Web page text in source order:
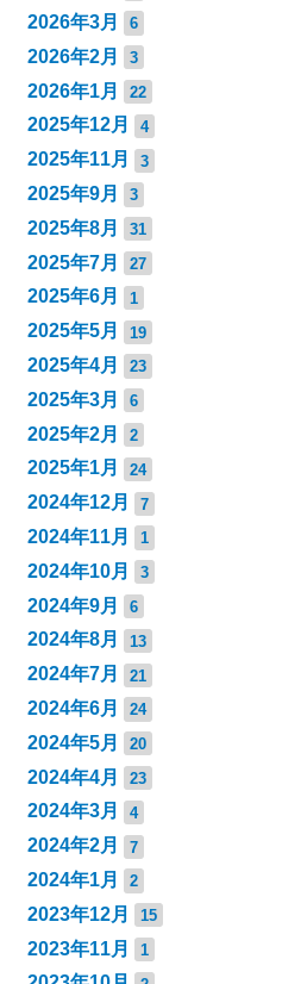
2026年3月 6
2026年2月 3
2026年1月 22
2025年12月 4
2025年11月 3
2025年9月 3
2025年8月 31
2025年7月 27
2025年6月 1
2025年5月 19
2025年4月 23
2025年3月 6
2025年2月 2
2025年1月 24
2024年12月 7
2024年11月 1
2024年10月 3
2024年9月 6
2024年8月 13
2024年7月 21
2024年6月 24
2024年5月 20
2024年4月 23
2024年3月 4
2024年2月 7
2024年1月 2
2023年12月 15
2023年11月 1